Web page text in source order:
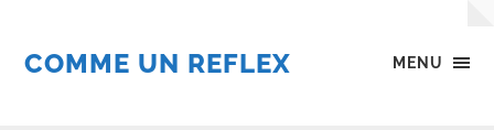
MENU
COMME UN REFLEX